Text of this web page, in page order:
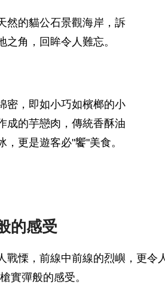
然的貓公石景觀海岸，訴
角，回眸令人難忘。
密，即如小巧如檳榔的小
成的芋戀肉，傳統香酥油
更是遊客必"饗"美食。
的感受
慄，前線中前線的烈嶼，更令
實彈般的感受。